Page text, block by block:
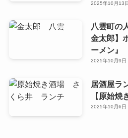
2025年10月13日
八雲町の
金太郎】
ーメン』
2025年10月9日
居酒屋ラ
【原始焼
2025年10月6日